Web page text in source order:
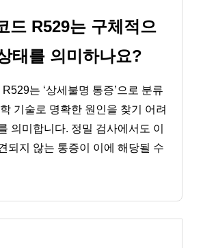
드 R529는 구체적으
태를 의미하나요?
는 ‘상세불명 통증’으로 분류
기술로 명확한 원인을 찾기 어려
의미합니다. 정밀 검사에서도 이
되지 않는 통증이 이에 해당될 수